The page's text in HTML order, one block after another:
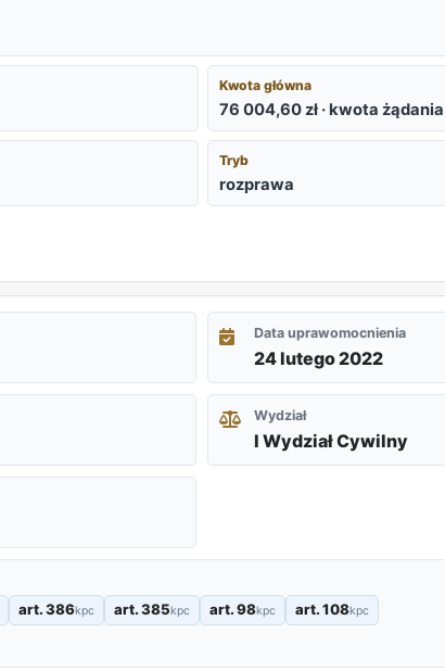
Kwota główna
76 004,60 zł · kwota żądania
Tryb
rozprawa
Data uprawomocnienia
24 lutego 2022
Wydział
I Wydział Cywilny
art. 386kpc art. 385kpc art. 98kpc art. 108kpc